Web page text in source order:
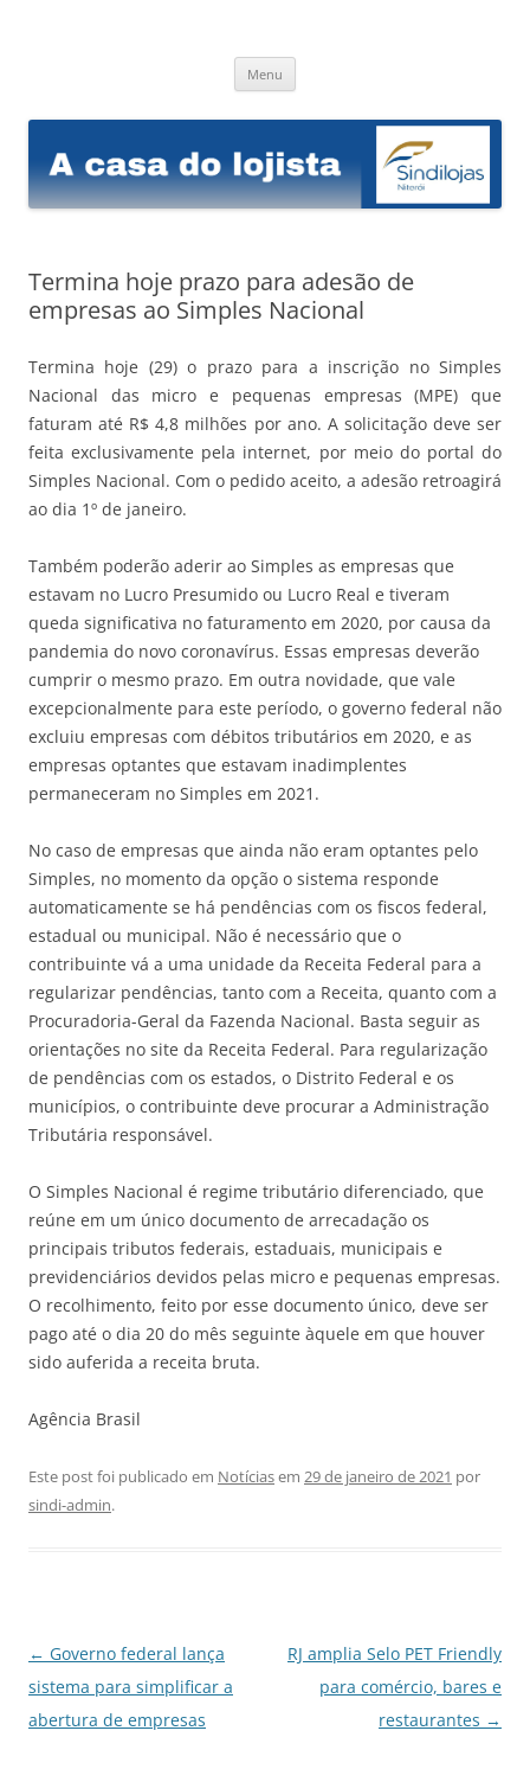
Menu
conteúdo
Termina hoje prazo para adesão de
empresas ao Simples Nacional
Termina hoje (29) o prazo para a inscrição no Simples
Nacional das micro e pequenas empresas (MPE) que
faturam até R$ 4,8 milhões por ano. A solicitação deve ser
feita exclusivamente pela internet, por meio do portal do
Simples Nacional. Com o pedido aceito, a adesão retroagirá
ao dia 1º de janeiro.
Também poderão aderir ao Simples as empresas que
estavam no Lucro Presumido ou Lucro Real e tiveram
queda significativa no faturamento em 2020, por causa da
pandemia do novo coronavírus. Essas empresas deverão
cumprir o mesmo prazo. Em outra novidade, que vale
excepcionalmente para este período, o governo federal não
excluiu empresas com débitos tributários em 2020, e as
empresas optantes que estavam inadimplentes
permaneceram no Simples em 2021.
No caso de empresas que ainda não eram optantes pelo
Simples, no momento da opção o sistema responde
automaticamente se há pendências com os fiscos federal,
estadual ou municipal. Não é necessário que o
contribuinte vá a uma unidade da Receita Federal para a
regularizar pendências, tanto com a Receita, quanto com a
Procuradoria-Geral da Fazenda Nacional. Basta seguir as
orientações no site da Receita Federal. Para regularização
de pendências com os estados, o Distrito Federal e os
municípios, o contribuinte deve procurar a Administração
Tributária responsável.
O Simples Nacional é regime tributário diferenciado, que
reúne em um único documento de arrecadação os
principais tributos federais, estaduais, municipais e
previdenciários devidos pelas micro e pequenas empresas.
O recolhimento, feito por esse documento único, deve ser
pago até o dia 20 do mês seguinte àquele em que houver
sido auferida a receita bruta.
Agência Brasil
Este post foi publicado em Notíciasem 29 de janeiro de 2021 por
sindi-admin.
Navegação
de
posts
← Governo federal lança
sistema para simplificar a
abertura de empresas
RJ amplia Selo PET Friendly
para comércio, bares e
restaurantes →